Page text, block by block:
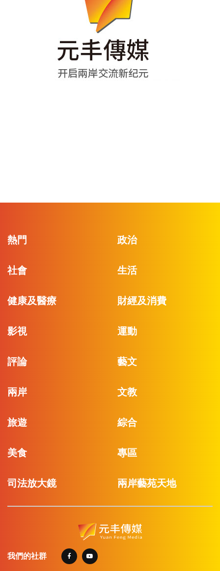
熱門 政治
社會 生活
健康及醫療 財經及消費
影視 運動
評論 藝文
兩岸 文教
旅遊 綜合
美食 專區
司法放大鏡 兩岸藝苑天地
我們的社群